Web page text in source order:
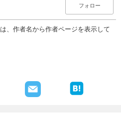
フォロー
、作者名から作者ページを表示して